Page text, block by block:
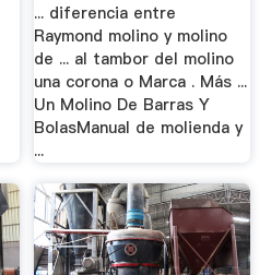
... diferencia entre
Raymond molino y molino
de ... al tambor del molino
una corona o Marca . Más ...
Un Molino De Barras Y
BolasManual de molienda y
...